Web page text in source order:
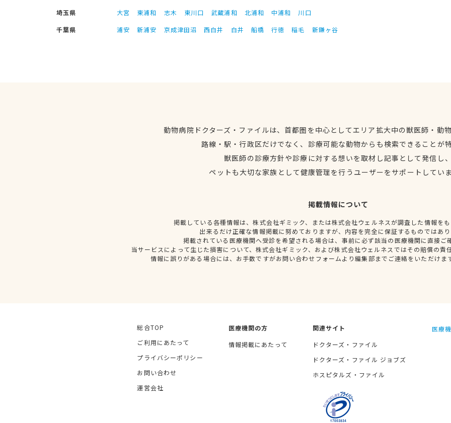
埼玉県
大宮 東浦和 志木 東川口 武蔵浦和 北浦和 中浦和
川口
千葉県
浦安 新浦安 京成津田沼 西白井 白井 船橋 行徳 稲毛 新鎌ヶ谷
動物病院ドクターズ・ファイルは、首都圏を中心としてエリア拡大中の獣医師・動
路線・駅・行政区だけでなく、診療可能な動物からも検索できることが
獣医師の診療方針や診療に対する想いを取材し記事として発信し
ペットも大切な家族として健康管理を行うユーザーをサポートしてい
掲載情報について
掲載している各種情報は、株式会社ギミック、または株式会社ウェルネスが調査した情報を
出来るだけ正確な情報掲載に努めておりますが、内容を完全に保証するものではあ
掲載されている医療機関へ受診を希望される場合は、事前に必ず該当の医療機関に直接ご
当サービスによって生じた損害について、株式会社ギミック、および株式会社ウェルネスではその賠償の責
情報に誤りがある場合には、お手数ですがお問い合わせフォームより編集部までご連絡をいただけま
総合TOP
ご利用にあたって
プライバシーポリシー
お問い合わせ
運営会社
医療機関の方
情報掲載にあたって
関連サイト
ドクターズ・ファイル
ドクターズ・ファイル ジョブズ
ホスピタルズ・ファイル
医療